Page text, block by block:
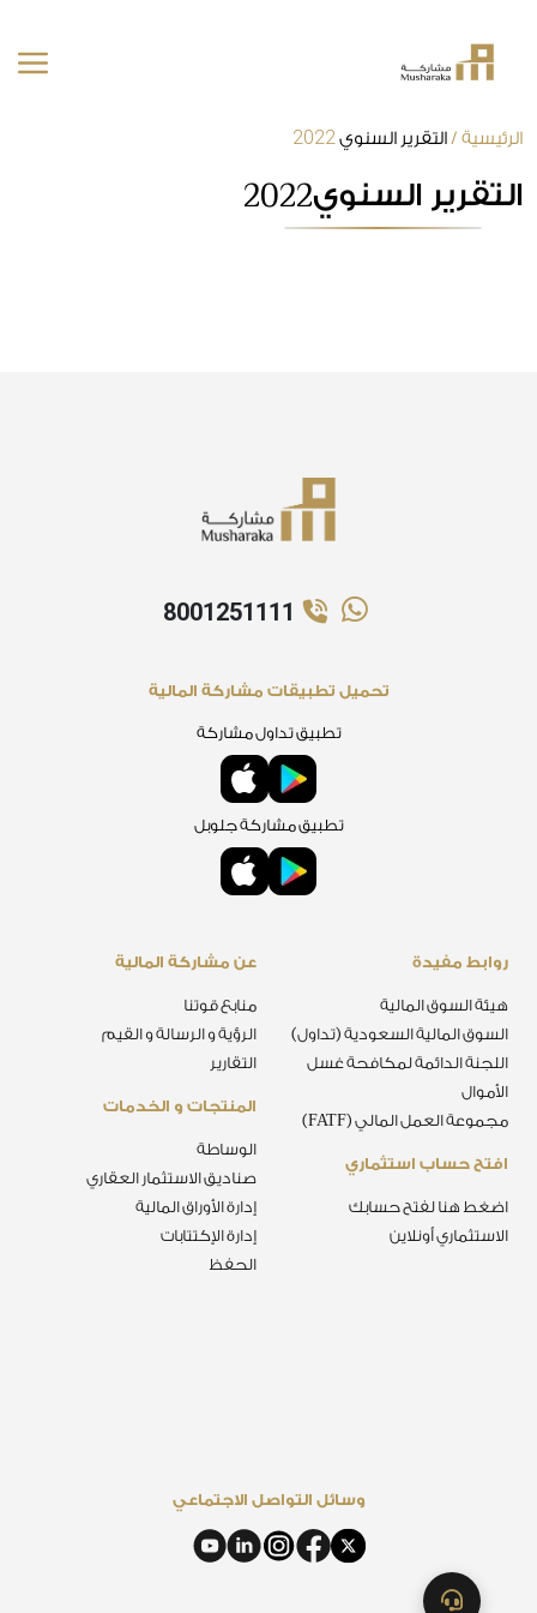
تخطى
المحتوى
الرئيسية /التقرير السنوي2022
التقرير السنوي2022
8001251111
المنتجات و الخدمات
الوساطة
صناديق الاستثمار العقاري
إدارة الأوراق المالية
إدارة الإكتتابات
الحفظ
عن مشاركة المالية
منابع قوتنا
الرؤية و الرسالة و القيم
التقارير
افتح حساب استثماري
اضغط هنا لفتح حسابك
الاستثماري أونلاين
روابط مفيدة
هيئة السوق المالية
السوق المالية السعودية (تداول)
اللجنة الدائمة لمكافحة غسل
الأموال
مجموعة العمل المالي (FATF)
تحميل تطبيقات مشاركة المالية
تطبيق تداول مشاركة
تطبيق مشاركة جلوبل
وسائل التواصل الاجتماعي